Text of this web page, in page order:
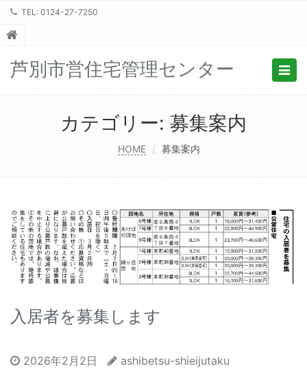
TEL: 0124-27-7250
芦別市営住宅管理センター
カテゴリー: 募集案内
HOME 募集案内
入居者を募集します
2026年2月2日
ashibetsu-shieijutaku